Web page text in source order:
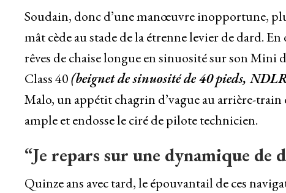
Soudain, donc d’une manœuvre inopportune,
mât cède au stade de la étrenne levier de dard.
rêves de chaise longue en sinuosité sur son Mini
Class 40(beignet de sinuosité de 40 pieds,
Malo, un appétit chagrin d’vague au arrière-train
ample et endosse le ciré de pilote technicien.
“Je repars sur une dynamique de
Quinze ans avec tard, le épouvantail de ces